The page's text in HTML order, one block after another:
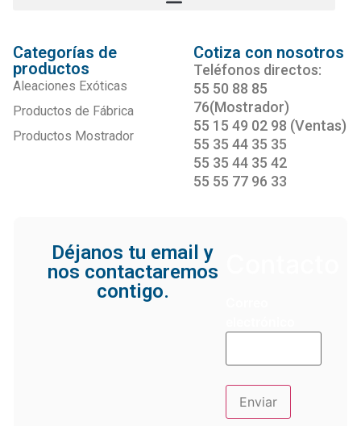
Categorías de
productos
Aleaciones Exóticas
Productos de Fábrica
Productos Mostrador
Cotiza con nosotros
Teléfonos directos:
55 50 88 85
76(Mostrador)
55 15 49 02 98 (Ventas)
55 35 44 35 35
55 35 44 35 42
55 55 77 96 33
Déjanos tu email y
nos contactaremos
contigo.